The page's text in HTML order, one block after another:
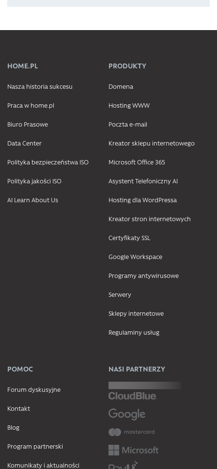
HOME.PL
Nasza historia sukcesu
Praca w home.pl
Biuro Prasowe
Data Center
Polityka bezpieczeństwa ISO
Polityka jakości ISO
AI Learn About Us
PRODUKTY
Domena
Hosting WWW
Poczta e-mail
Kreator sklepu internetowego
Microsoft Office 365
Asystent Telefoniczny AI
Hosting dla WordPressa
Kreator stron internetowych
Certyfikaty SSL
Google Workspace
Programy antywirusowe
Serwery
Sklepy internetowe
Regulaminy usług
POMOC
Forum dyskusyjne
Kontakt
Blog
Program partnerski
Komunikaty i aktualności
NASI PARTNERZY